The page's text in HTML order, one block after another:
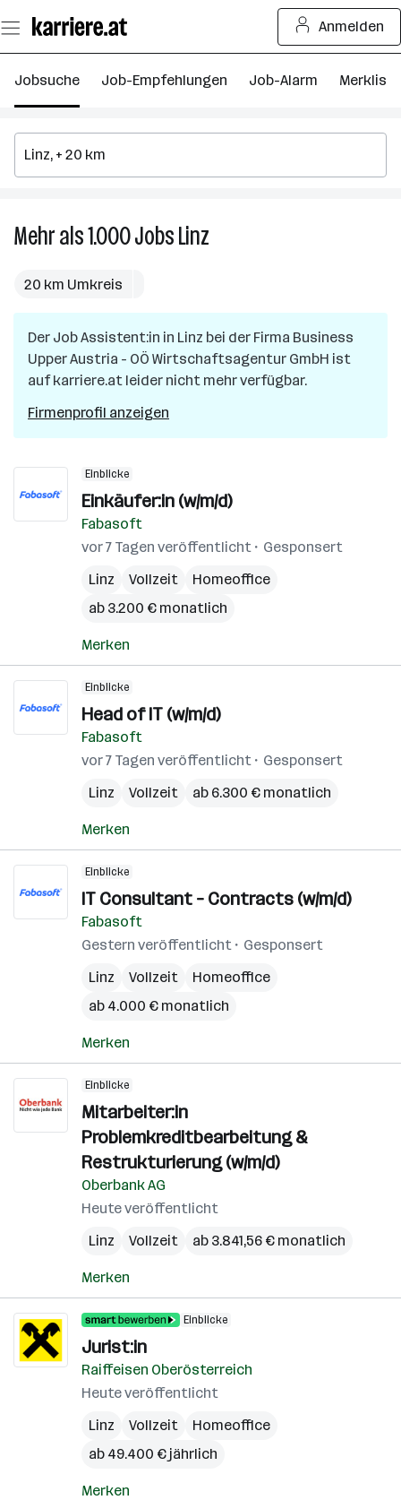
Seiteninhalt
springen
Anmelden
Jobsuche Job-Empfehlungen Job-Alarm Merkliste
Mehr als 1.000JobsLinz
in
Linz
20 km Umkreis
Der JobAssistent:in in Linz bei der Firma Business
Upper Austria - OÖ Wirtschaftsagentur GmbH ist
auf karriere.at leider nicht mehr verfügbar.
Firmenprofil anzeigen
Einblicke
Einkäufer:in (w/m/d)
Fabasoft
vor 7 Tagen veröffentlicht
Gesponsert
Linz
Vollzeit
Homeoffice
ab 3.200 € monatlich
Merken
Einblicke
Head of IT (w/m/d)
Fabasoft
vor 7 Tagen veröffentlicht
Gesponsert
Linz
Vollzeit ab 6.300 € monatlich
Merken
Einblicke
IT Consultant – Contracts (w/m/d)
Fabasoft
Gestern veröffentlicht
Gesponsert
Linz
Vollzeit
Homeoffice
ab 4.000 € monatlich
Merken
Einblicke
Mitarbeiter:in
Problemkreditbearbeitung &
Restrukturierung (w/m/d)
Oberbank AG
Heute veröffentlicht
Linz
Vollzeit ab 3.841,56 € monatlich
Merken
Einblicke
Jurist:in
Raiffeisen Oberösterreich
Heute veröffentlicht
Linz
Vollzeit
Homeoffice
ab 49.400 € jährlich
Merken